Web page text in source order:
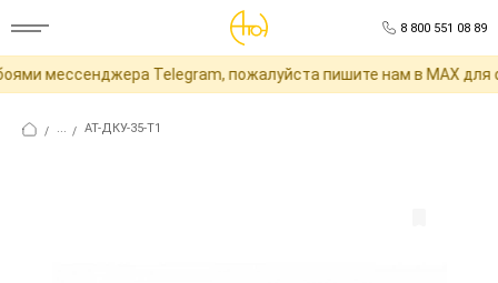
8 800 551 08 89
мессенджера Telegram, пожалуйста пишите нам в MAX для
/ ... / АТ-ДКУ-35-Т1